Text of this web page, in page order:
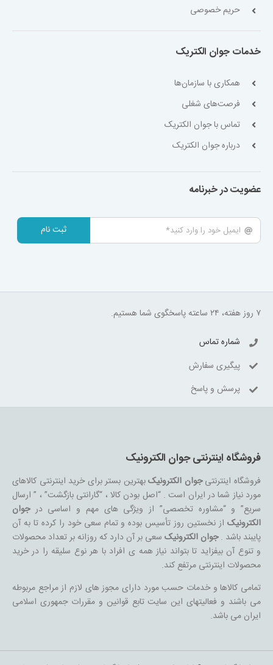
حریم خصوصی
خدمات جوان الکتریک
همکاری با سازمان‌ها
فرصت‌های شغلی
تماس با جوان الکتریک
درباره جوان الکتریک
عضویت در خبرنامه
ثبت نام
۷ روز هفته، ۲۴ ساعته پاسخگوی شما هستیم.
شماره تماس
پیگیری سفارش
پرسش و پاسخ
فروشگاه اینترنتی جوان الکترونیک
فروشگاه اینترنتیجوان الکترونیکبهترین بستر برای خرید اینترنتی کالاهای
مورد نیاز شما در ایران است . “اصل بودن کالا ، “گارانتی بازگشت” ، ” ارسال
سریع” و “مشاوره تخصصی” از ویژگی های مهم و اساسی درجوان
الکترونیکاز نخستین روز تأسیس بوده و تمام سعی خود را کرده تا به آن
پایبند باشد .جوان الکترونیکسعی بر آن دارد که روزانه بر تعداد محصولات
و تنوع آن بیفزاید تا بتواند نیاز همه ی افراد با هر نوع سلیقه را در خرید
محصولات اینترنتی مرتفع کند.
تمامی کالاها و خدمات حسب مورد دارای مجوز های لازم از مراجع مربوطه
می باشند و فعالیتهای این سایت تابع قوانین و مقررات جمهوری اسلامی
ایران می باشد.